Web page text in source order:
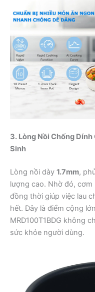
3. Lòng Nồi Chống Dính
Sinh
Lòng nồi dày 1.7mm,
lượng cao. Nhờ đó,
đồng thời giúp việc lau
hết. Đây là điểm cộng
MRD100T1BDG không
sức khỏe người dùng.